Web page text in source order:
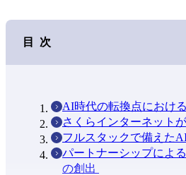
目次
AI時代の転換点におけ
さくらインターネット
フルスタックで備えた
パートナーシップによ
の創出